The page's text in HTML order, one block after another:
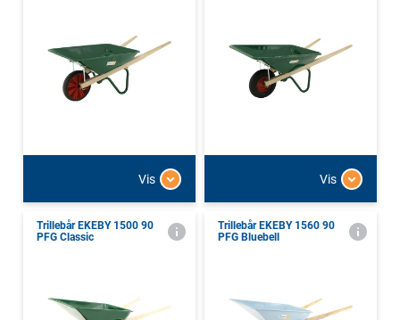
Vis Vis
Trillebår EKEBY 1500 90
PFG Classic
Trillebår EKEBY 1560 90
PFG Bluebell